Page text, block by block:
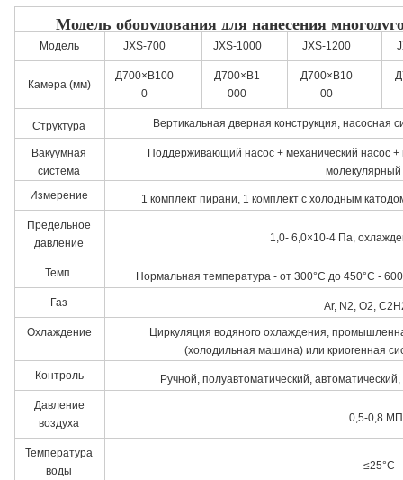
Модель оборудования для нанесения
Модель JXS-700 JXS-1000 JXS-1200
Камера (мм)
Д700×В100
0
Д700×В1
000
Д700×В10
00
Структура Вертикальная дверная конструкция, насосная
Вакуумная
система
Поддерживающий насос + механический насос
молекулярный
Измерение
1 комплект пирани, 1 комплект с холодным
Предельное
давление
1,0- 6,0×10-4 Па,
Темп.
Нормальная температура - от 300°C до 450°C -
Газ Ar, N2, O2,
Охлаждение
Циркуляция водяного охлаждения,
(холодильная машина) или криогенная
Контроль
Ручной, полуавтоматический,
Давление
воздуха
0,5-0,8
Температура
воды
≤25°С